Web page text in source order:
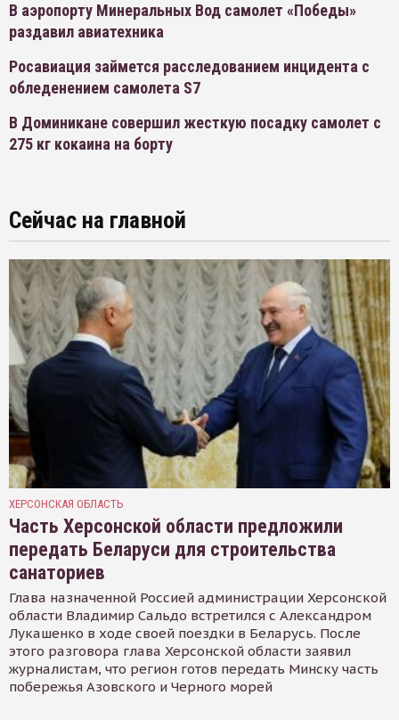
В аэропорту Минеральных Вод самолет «Победы»
раздавил авиатехника
Росавиация займется расследованием инцидента с
обледенением самолета S7
В Доминикане совершил жесткую посадку самолет с
275 кг кокаина на борту
Сейчас на главной
ХЕРСОНСКАЯ ОБЛАСТЬ
Часть Херсонской области предложили
передать Беларуси для строительства
санаториев
Глава назначенной Россией администрации Херсонской
области Владимир Сальдо встретился с Александром
Лукашенко в ходе своей поездки в Беларусь. После
этого разговора глава Херсонской области заявил
журналистам, что регион готов передать Минску часть
побережья Азовского и Черного морей